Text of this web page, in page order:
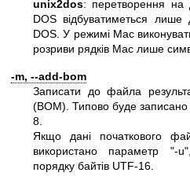
unix2dos: перетворення на
DOS відбуватиметься лише
DOS. У режимі Mac
розриви рядків Mac лише
-m, --add-bom
Записати до файла
(BOM). Типово буде записано
8.
Якщо дані початкового
використано параметр "-u"
порядку байтів UTF-16.